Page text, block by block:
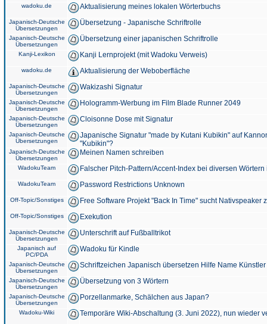
wadoku.de Aktualisierung meines lokalen Wörterbuchs
Japanisch-Deutsche
Übersetzungen
Übersetzung - Japanische Schriftrolle
Japanisch-Deutsche
Übersetzungen
Übersetzung einer japanischen Schriftrolle
Kanji-Lexikon Kanji Lernprojekt (mit Wadoku Verweis)
wadoku.de Aktualisierung der Weboberfläche
Japanisch-Deutsche
Übersetzungen
Wakizashi Signatur
Japanisch-Deutsche
Übersetzungen
Hologramm-Werbung im Film Blade Runner 2049
Japanisch-Deutsche
Übersetzungen
Cloisonne Dose mit Signatur
Japanisch-Deutsche
Übersetzungen
Japanische Signatur "made by Kutani Kubikin" auf
"Kubikin"?
Japanisch-Deutsche
Übersetzungen
Meinen Namen schreiben
WadokuTeam Falscher Pitch-Pattern/Accent-Index bei diversen
WadokuTeam Password Restrictions Unknown
Off-Topic/Sonstiges Free Software Projekt "Back In Time" sucht Nativspeaker
Off-Topic/Sonstiges Exekution
Japanisch-Deutsche
Übersetzungen
Unterschrift auf Fußballtrikot
Japanisch auf
PC/PDA
Wadoku für Kindle
Japanisch-Deutsche
Übersetzungen
Schriftzeichen Japanisch übersetzen Hilfe Name
Japanisch-Deutsche
Übersetzungen
Übersetzung von 3 Wörtern
Japanisch-Deutsche
Übersetzungen
Porzellanmarke, Schälchen aus Japan?
Wadoku-Wiki Temporäre Wiki-Abschaltung (3. Juni 2022), nun wieder